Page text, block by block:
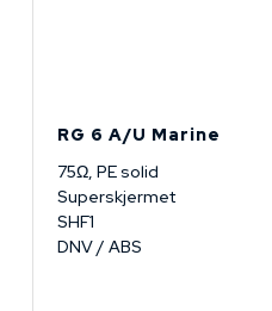
RG 6 A/U Marine
75Ω, PE solid
Superskjermet
SHF1
DNV / ABS